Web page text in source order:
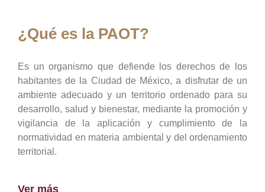
¿Qué es la PAOT?
Es un organismo que defiende los derechos de los
habitantes de la Ciudad de México, a disfrutar de un
ambiente adecuado y un territorio ordenado para su
desarrollo, salud y bienestar, mediante la promoción y
vigilancia de la aplicación y cumplimiento de la
normatividad en materia ambiental y del ordenamiento
territorial.
Ver más